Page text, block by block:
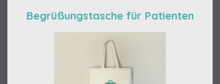
Begrüßungstasche für Patienten